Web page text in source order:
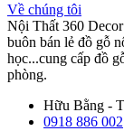
Về chúng tôi
Nội Thất 360
buôn bán lẻ đồ gỗ
học...cung cấp đồ
phòng.
Hữu Bằng -
0918 886 002